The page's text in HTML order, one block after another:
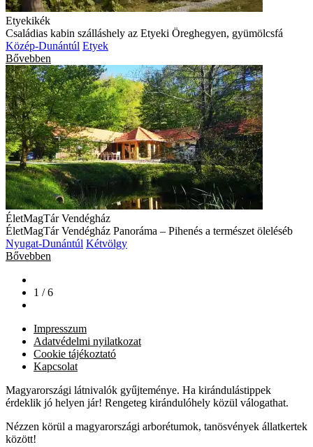
Etyekikék
Családias kabin szálláshely az Etyeki Öreghegyen, gyümölcsfá
Közép-Dunántúl Etyek
Bővebben
ÉletMagTár Vendégház
ÉletMagTár Vendégház Panoráma – Pihenés a természet öleléséb
Nyugat-Dunántúl Kétvölgy
Bővebben
1 / 6
Impresszum
Adatvédelmi nyilatkozat
Cookie tájékoztató
Kapcsolat
Magyarországi látnivalók gyűjteménye. Ha kirándulástippek
érdeklik jó helyen jár! Rengeteg kirándulóhely közül válogathat.
Nézzen körül a magyarországi arborétumok, tanösvények állatkertek
között!